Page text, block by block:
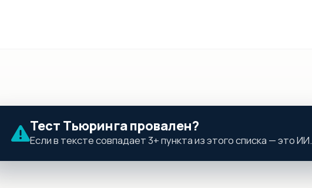
Тест Тьюринга провален?
Если в тексте совпадает 3+ пункта из этого списка — это ИИ.